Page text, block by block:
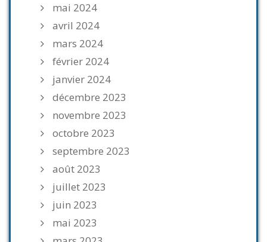
mai 2024
avril 2024
mars 2024
février 2024
janvier 2024
décembre 2023
novembre 2023
octobre 2023
septembre 2023
août 2023
juillet 2023
juin 2023
mai 2023